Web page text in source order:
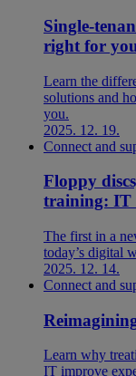
Single-
right for
Learn the
solutions and
you.
2025. 12. 19.
Connect and
Floppy
training: IT
The first in a
today’s digital
2025. 12. 14.
Connect and
Learn why
IT improve